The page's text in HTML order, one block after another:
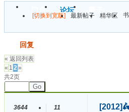
门户 论坛
[切换到宽版] 最新帖子 精华区
回复
« 返回列表
« 1 2»
共2页
Go
3644
11
[2012]